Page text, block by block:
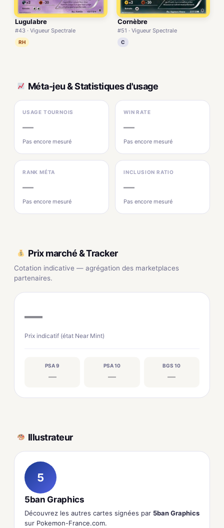
Lugulabre
#43 · Vigueur Spectrale
RH
Cornèbre
#51 · Vigueur Spectrale
C
Méta-jeu & Statistiques d'usage
USAGE TOURNOIS
—
Pas encore mesuré
WIN RATE
—
Pas encore mesuré
RANK MÉTA
—
Pas encore mesuré
INCLUSION RATIO
—
Pas encore mesuré
Prix marché & Tracker
Cotation indicative — agrégation des marketplaces
partenaires.
—
Prix indicatif (état Near Mint)
PSA 9
—
PSA 10
—
BGS 10
—
Illustrateur
5
5ban Graphics
Découvrez les autres cartes signées par 5ban Graphics
sur Pokemon-France.com.